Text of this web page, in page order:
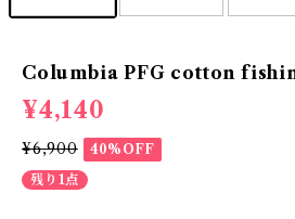
Columbia PFG cotton
¥4,140
¥6,900
40%OFF
残り1点